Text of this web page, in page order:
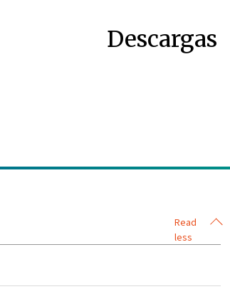
Descargas
Read
less